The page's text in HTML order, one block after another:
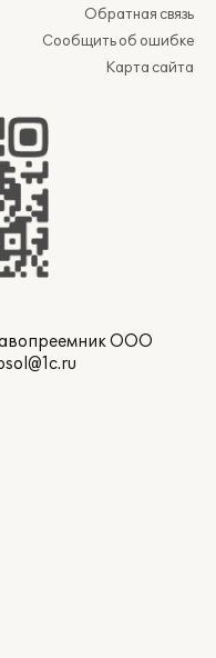
Обратная связь
Сообщить об ошибке
Карта сайта
ООО